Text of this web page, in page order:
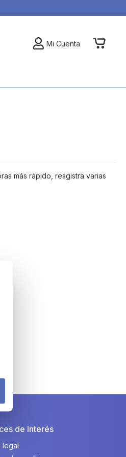
My
Mi Cuenta
más rápido, resgistra varias
de Interés
legal